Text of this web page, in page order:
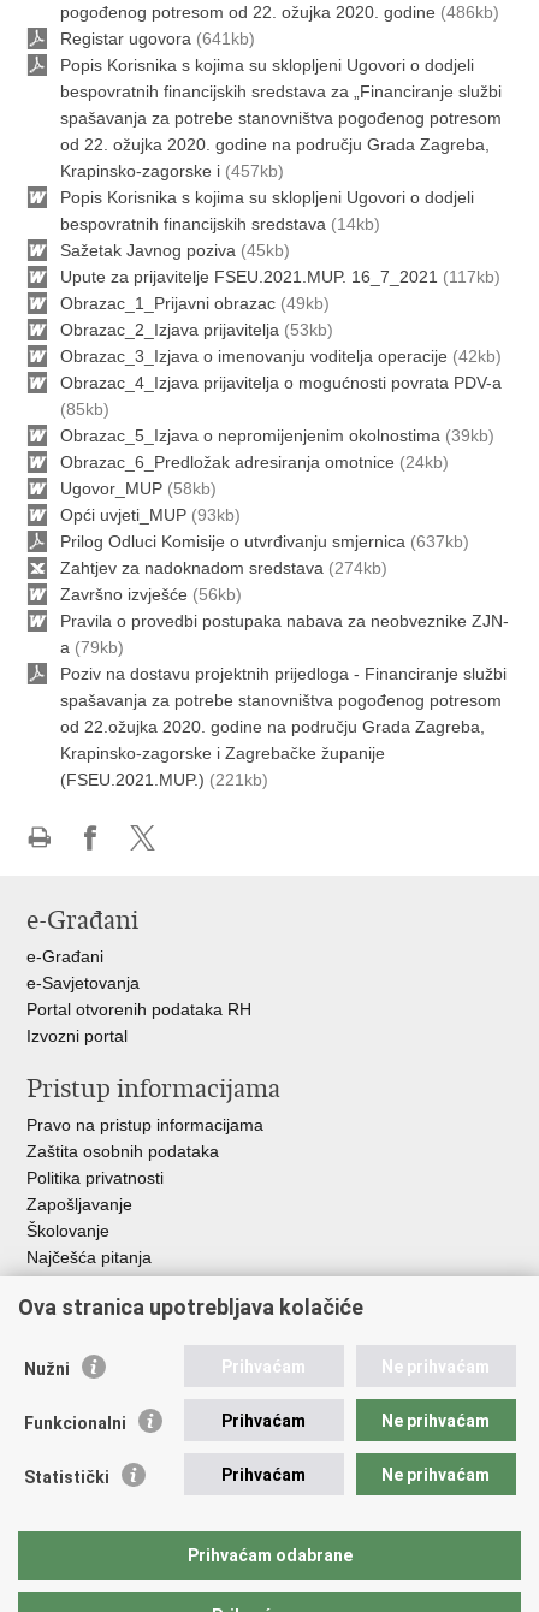
pogođenog potresom od 22. ožujka 2020. godine (486kb)
Registar ugovora (641kb)
Popis Korisnika s kojima su sklopljeni Ugovori o dodjeli
bespovratnih financijskih sredstava za „Financiranje službi
spašavanja za potrebe stanovništva pogođenog potresom
od 22. ožujka 2020. godine na području Grada Zagreba,
Krapinsko-zagorske i (457kb)
Popis Korisnika s kojima su sklopljeni Ugovori o dodjeli
bespovratnih financijskih sredstava (14kb)
Sažetak Javnog poziva (45kb)
Upute za prijavitelje FSEU.2021.MUP. 16_7_2021 (117kb)
Obrazac_1_Prijavni obrazac (49kb)
Obrazac_2_Izjava prijavitelja (53kb)
Obrazac_3_Izjava o imenovanju voditelja operacije (42kb)
Obrazac_4_Izjava prijavitelja o mogućnosti povrata PDV-a
(85kb)
Obrazac_5_Izjava o nepromijenjenim okolnostima (39kb)
Obrazac_6_Predložak adresiranja omotnice (24kb)
Ugovor_MUP (58kb)
Opći uvjeti_MUP (93kb)
Prilog Odluci Komisije o utvrđivanju smjernica (637kb)
Zahtjev za nadoknadom sredstava (274kb)
Završno izvješće (56kb)
Pravila o provedbi postupaka nabava za neobveznike ZJN-
a (79kb)
Poziv na dostavu projektnih prijedloga - Financiranje službi
spašavanja za potrebe stanovništva pogođenog potresom
od 22.ožujka 2020. godine na području Grada Zagreba,
Krapinsko-zagorske i Zagrebačke županije
(FSEU.2021.MUP.) (221kb)
Facebooku
X-
e-Građani
e-Građani
e-Savjetovanja
Portal otvorenih podataka RH
Izvozni portal
Pristup informacijama
Pravo na pristup informacijama
Zaštita osobnih podataka
Politika privatnosti
Zapošljavanje
Školovanje
Najčešća pitanja
Važne poveznice
EMN Nacionalna kontaktna točka za Republiku Hrvatsku
Policijska akademija
Zaklada policijske solidarnosti
Udruge
Ova stranica upotrebljava kolačiće
Nužni Prihvaćam Ne prihvaćam
Funkcionalni Prihvaćam Ne prihvaćam
Statistički Prihvaćam Ne prihvaćam
Prihvaćam odabrane